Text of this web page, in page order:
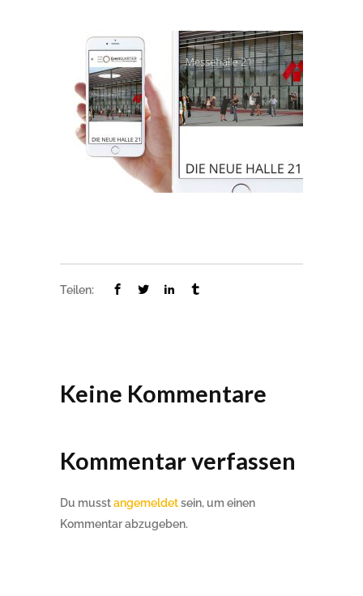
Teilen:
Keine Kommentare
Kommentar verfassen
Du musstangemeldetsein, um einen
Kommentar abzugeben.